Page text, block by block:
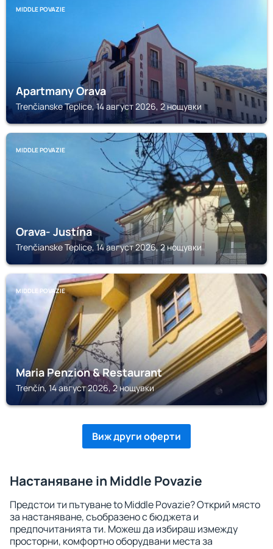
MIDDLE POVAZIE
Apartmany Orava
Trenčianske Teplice, 14 август 2026, 2 нощувки
MIDDLE POVAZIE
Orava- Justína
Trenčianske Teplice, 14 август 2026, 2 нощувки
MIDDLE POVAZIE
Maria Penzion & Restaurant
Trenčín, 14 август 2026, 2 нощувки
Виж други оферти
Настаняване in Middle Povazie
Предстои ти пътуване to Middle Povazie? Открий място
за настаняване, съобразено с бюджета и
предпочитанията ти. Можеш да избираш измежду
просторни, комфортно оборудвани места за